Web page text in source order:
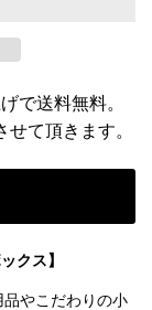
で送料無料。
て頂きます。
クス】
やこだわりの小